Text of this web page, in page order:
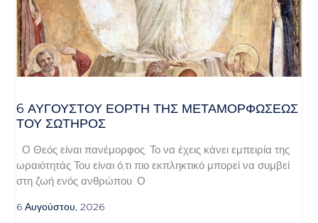
6 ΑΥΓΟΥΣΤΟΥ ΕΟΡΤΗ ΤΗΣ ΜΕΤΑΜΟΡΦΩΣΕΩΣ
ΤΟΥ ΣΩΤΗΡΟΣ
Ο Θεός είναι πανέμορφος. Το να έχεις κάνει εμπειρία της
ωραιότητάς Του είναι ό,τι πιο εκπληκτικό μπορεί να συμβεί
στη ζωή ενός ανθρώπου. Ο
6 Αυγούστου, 2026